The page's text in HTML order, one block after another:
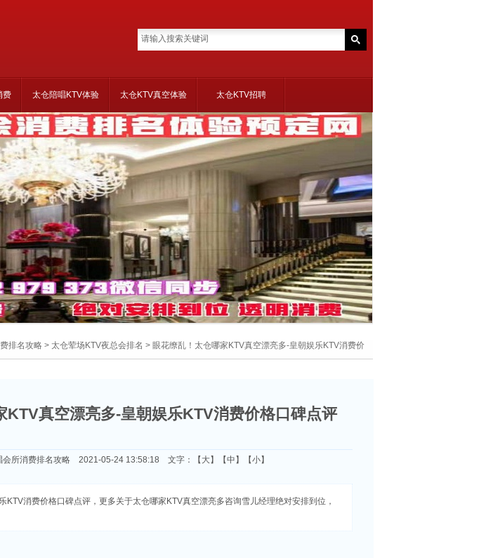
费 太仓陪唱KTV体验 太仓KTV真空体验 太仓KTV招聘
排名攻略 > 太仓荤场KTV夜总会排名 > 眼花缭乱！太仓哪家KTV真空漂亮多-皇朝娱乐KTV消费价
KTV真空漂亮多-皇朝娱乐KTV消费价格口碑点评
会所消费排名攻略 2021-05-24 13:58:18 文字：【 大】【中 】【小】
KTV消费价格口碑点评，更多关于太仓哪家KTV真空漂亮多咨询雪儿经理绝对安排到位，